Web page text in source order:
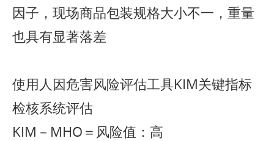
因子，现场商品包装规格大小不一，重量
也具有显著落差
使用人因危害风险评估工具KIM关键指标
检核系统评估
KIM－MHO＝风险值：高